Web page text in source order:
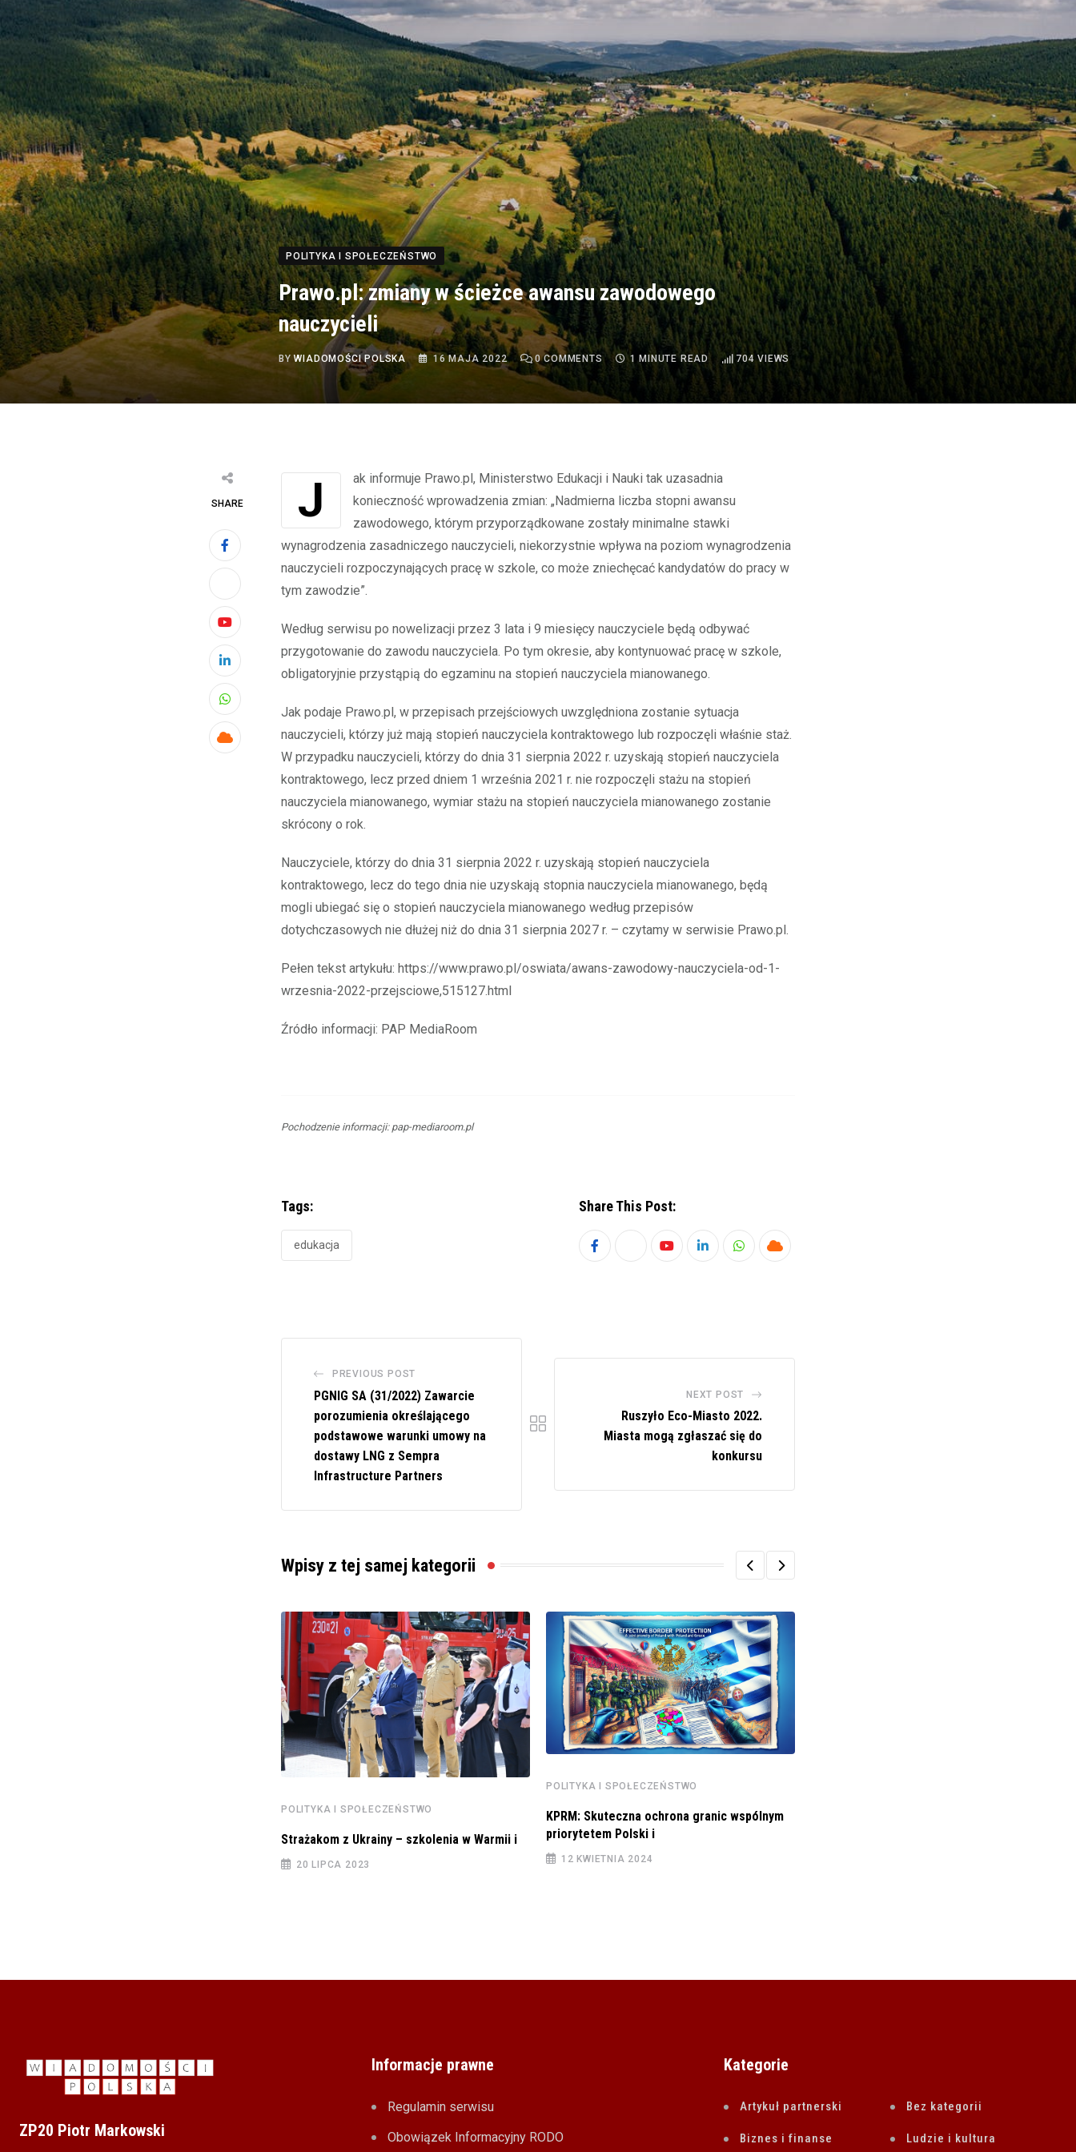
POLITYKA I SPOŁECZEŃSTWO
Prawo.pl: zmiany w ścieżce awansu zawodowego
nauczycieli
BYWIADOMOŚCI POLSKA 16 MAJA 2022 0COMMENTS 1 MINUTE READ 704VIEWS
SHARE
Youtube
LinkedIn
Whatsapp
Cloud
Jak informuje Prawo.pl, Ministerstwo Edukacji i Nauki tak uzasadnia
konieczność wprowadzenia zmian: „Nadmierna liczba stopni awansu
zawodowego, którym przyporządkowane zostały minimalne stawki
wynagrodzenia zasadniczego nauczycieli, niekorzystnie wpływa na poziom wynagrodzenia
nauczycieli rozpoczynających pracę w szkole, co może zniechęcać kandydatów do pracy w
tym zawodzie”.
Według serwisu po nowelizacji przez 3 lata i 9 miesięcy nauczyciele będą odbywać
przygotowanie do zawodu nauczyciela. Po tym okresie, aby kontynuować pracę w szkole,
obligatoryjnie przystąpią do egzaminu na stopień nauczyciela mianowanego.
Jak podaje Prawo.pl, w przepisach przejściowych uwzględniona zostanie sytuacja
nauczycieli, którzy już mają stopień nauczyciela kontraktowego lub rozpoczęli właśnie staż.
W przypadku nauczycieli, którzy do dnia 31 sierpnia 2022 r. uzyskają stopień nauczyciela
kontraktowego, lecz przed dniem 1 września 2021 r. nie rozpoczęli stażu na stopień
nauczyciela mianowanego, wymiar stażu na stopień nauczyciela mianowanego zostanie
skrócony o rok.
Nauczyciele, którzy do dnia 31 sierpnia 2022 r. uzyskają stopień nauczyciela
kontraktowego, lecz do tego dnia nie uzyskają stopnia nauczyciela mianowanego, będą
mogli ubiegać się o stopień nauczyciela mianowanego według przepisów
dotychczasowych nie dłużej niż do dnia 31 sierpnia 2027 r. – czytamy w serwisie Prawo.pl.
Pełen tekst artykułu: https://www.prawo.pl/oswiata/awans-zawodowy-nauczyciela-od-1-
wrzesnia-2022-przejsciowe,515127.html
Źródło informacji: PAP MediaRoom
Pochodzenie informacji: pap-mediaroom.pl
Tags:
edukacja
Share This Post:
YoutubeLinkedInWhatsapp
Cloud
PREVIOUS POST
PGNIG SA (31/2022) Zawarcie
porozumienia określającego
podstawowe warunki umowy na
dostawy LNG z Sempra
Infrastructure Partners
NEXT POST
Ruszyło Eco-Miasto 2022.
Miasta mogą zgłaszać się do
konkursu
Wpisy z tej samej kategorii
POLITYKA I SPOŁECZEŃSTWO
Strażakom z Ukrainy – szkolenia w Warmii i
20 LIPCA 2023
POLITYKA I SPOŁECZEŃSTWO
KPRM: Skuteczna ochrona granic wspólnym
priorytetem Polski i
12 KWIETNIA 2024
ZP20 Piotr Markowski
Informacje prawne
Regulamin serwisu
Obowiązek Informacyjny RODO
Kategorie
Artykuł partnerski Bez kategorii
Biznes i finanse Ludzie i kultura